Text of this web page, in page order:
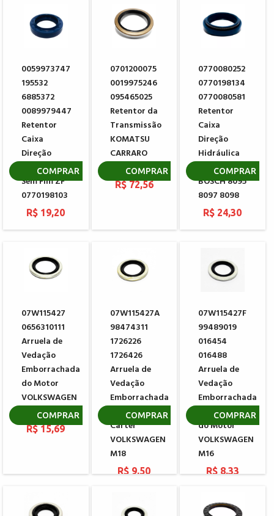
0059973747
195532
6885372
0089979447
Retentor
Caixa
Direção
Hidráulica
Sem Fim ZF
0770198103
R$ 19,20
COMPRAR
0701200075
0019975246
095465025
Retentor da
Transmissão
KOMATSU
CARRARO
134883
R$ 72,56
COMPRAR
0770080252
0770198134
0770080581
Retentor
Caixa
Direção
Hidráulica
Sem Fim ZF
BOSCH 8095
8097 8098
R$ 24,30
COMPRAR
07W115427
0656310111
Arruela de
Vedação
Emborrachada
do Motor
VOLKSWAGEN
M24
R$ 15,69
COMPRAR
07W115427A
98474311
1726226
1726426
Arruela de
Vedação
Emborrachada
do Bujão
Carter
VOLKSWAGEN
M18
R$ 9,50
COMPRAR
07W115427F
99489019
016454
016488
Arruela de
Vedação
Emborrachada
do Carter
do Motor
VOLKSWAGEN
M16
R$ 8,33
COMPRAR